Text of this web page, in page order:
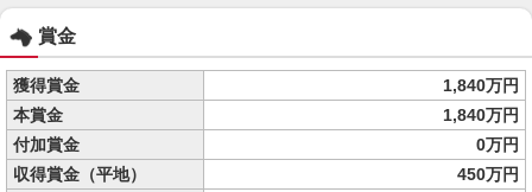
賞金
獲得賞金
1,840万円
本賞金
1,840万円
付加賞金
0万円
収得賞金（平地）
450万円